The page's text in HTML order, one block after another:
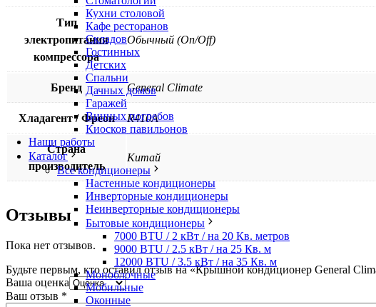
Кухни столовой
Кафе ресторанов
Складов
Гостинных
Детских
Спальни
Дачных домов
Гаражей
Винных погребов
Киосков павильонов
Наши работы
Каталог
Все кондиционеры
Настенные кондиционеры
Инверторные кондиционеры
Неинверторные кондиционеры
Бытовые кондиционеры
7000 BTU / 2 кВт / на 20 Кв. метров
9000 BTU / 2.5 кВт / на 25 Кв. м
12000 BTU / 3.5 кВт / на 35 Кв. м
Моноблочные
Мобильные
Оконные
Тип
электропитания
компрессора
Обычный (On/Off)
Бренд General Climate
Хладагент / Фреон R410A
Страна
производитель
Китай
Отзывы
Пока нет отзывов.
Будьте первым, кто оставил отзыв на «Крышной кондиционер General
Ваша оценка
Ваш отзыв *